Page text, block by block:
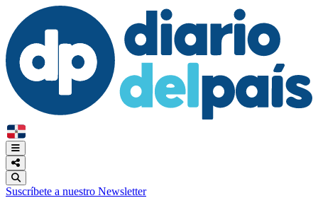
Suscríbete a nuestro Newsletter